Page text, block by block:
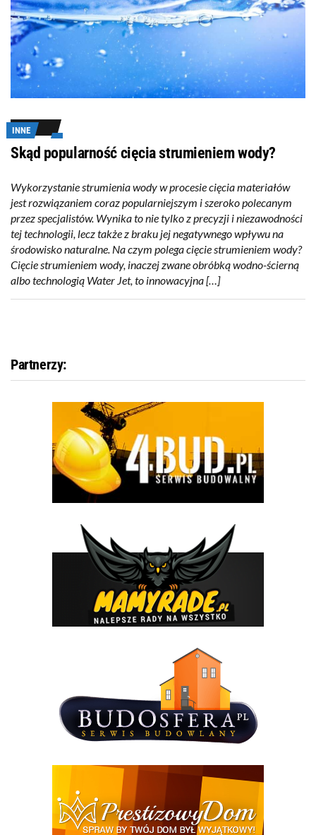
INNE
Skąd popularność cięcia strumieniem wody?
Wykorzystanie strumienia wody w procesie cięcia materiałów
jest rozwiązaniem coraz popularniejszym i szeroko polecanym
przez specjalistów. Wynika to nie tylko z precyzji i niezawodności
tej technologii, lecz także z braku jej negatywnego wpływu na
środowisko naturalne. Na czym polega cięcie strumieniem wody?
Cięcie strumieniem wody, inaczej zwane obróbką wodno-ścierną
albo technologią Water Jet, to innowacyjna […]
Partnerzy: